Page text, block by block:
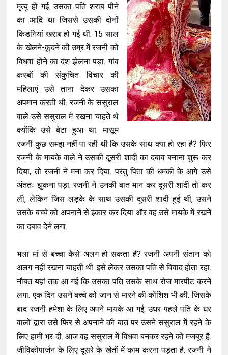
मृत्यु हो गई. उसका पति शराब पीने
का आदि था जिससे उसकी दोनों
किडनियां खराब हो गई थी. 15 साल
के खेलने-कूदने की उम्र में रजनी को
विधवा होने का दंश झेलना पड़ा. गांव
कस्बों की संकुचित विचार की
महिलाएं उसे ताना देकर उसका
अपमान करती थी. रजनी के ससुराल
वाले उसे ससुराल में रखना चाहते थे
क्योंकि उसे बेटा हुआ था. मासूम
रजनी कुछ समझ नहीं पा रही थी कि उसके साथ क्या हो रहा है? फिर
रजनी के मायके वाले ने उसकी दूसरी शादी का दबाव बनाना शुरू कर
दिया, तो रजनी ने मना कर दिया. परंतु पिता की धमकी के आगे उसे
अंततः झुकना पड़ा. रजनी ने उनकी बात मान कर दूसरी शादी तो कर
ली, लेकिन जिस लड़के के साथ उसकी दूसरी शादी हुई थी, उसने
उसके बच्चे को अपनाने से इंकार कर दिया और वह उसे मायके में रखने
का दबाव देने लगा.
भला मां से बच्चा कैसे अलग हो सकता है? रजनी अपनी संतान को
अलग नहीं रखना चाहती थी. इसे लेकर उसका पति से विवाद होता रहा.
नौबत यहां तक आ गई कि उसका पति उसके साथ रोज मारपीट करने
लगा. एक दिन उसने बच्चे को जान से मारने की कोशिश भी की. जिसके
बाद रजनी हमेशा के लिए अपने मायके आ गई. उधर पहले पति के घर
वालों द्वारा उसे फिर से अपनाने की बात पर उसने ससुराल में रहने के
लिए हामी भर दी. आज वह ससुराल में विधवा बनकर रहने को मजबूर है.
जीविकोपार्जन के लिए दूसरे के खेतों में काम करना पड़ता है. रजनी ने